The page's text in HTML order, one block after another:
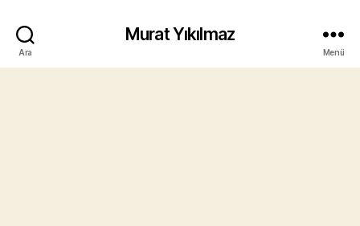
Ara
Murat Yıkılmaz
Menü